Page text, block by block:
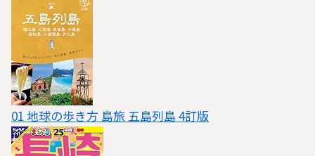
01 地球の歩き方 島旅 五島列島 4訂版